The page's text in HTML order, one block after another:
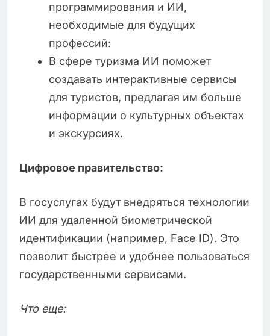
программирования и ИИ,
необходимые для будущих
профессий:
В сфере туризма ИИ поможет
создавать интерактивные сервисы
для туристов, предлагая им больше
информации о культурных объектах
и экскурсиях.
Цифровое правительство:
В госуслугах будут внедряться технологии
ИИ для удаленной биометрической
идентификации (например, Face ID). Это
позволит быстрее и удобнее пользоваться
государственными сервисами.
Что еще: